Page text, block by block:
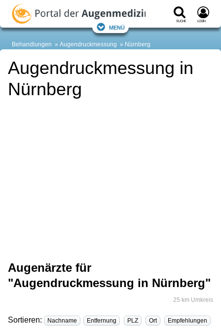
Suche Login
Menü
Behandlungen Augendruckmessung Nürnberg
Augendruckmessung in
Nürnberg
Augenärzte für
"Augendruckmessung in Nürnberg"
25 km Umkreis
Sortieren: Nachname Entfernung PLZ Ort
Empfehlungen